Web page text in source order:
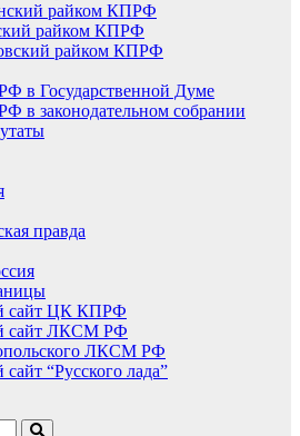
райком КПРФ
райком КПРФ
райком КПРФ
в Государственной Думе
в законодательном собрании
правда
сайт ЦК КПРФ
сайт ЛКСМ РФ
ЛКСМ РФ
“Русского лада”